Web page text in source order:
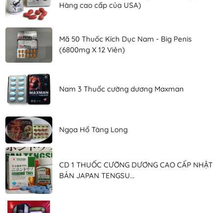
Hàng cao cấp của USA)
Mã 50 Thuốc Kích Dục Nam - Big Penis
(6800mg X 12 Viên)
Nam 3 Thuốc cường dương Maxman
Ngọa Hổ Tàng Long
CD 1 THUỐC CƯỜNG DƯƠNG CAO CẤP NHẬT
BẢN JAPAN TENGSU...